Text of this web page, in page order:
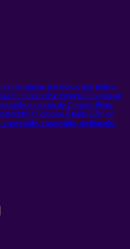
se: quem, por que, o que indica,
é a nossa nave espacial enviada ao
onde a canção de Cosmos Preto.
O cosmos é nada além de
convertido, convertido, melhorado.